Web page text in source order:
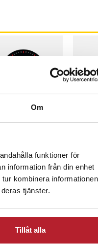
Om
funktioner för
information från din enhet
kombinera informationen
tjänster.
Tillåt alla
:159 kr
kr
levereras inom 1-2 vardagar
Köp
Svart
Pris
229 kr